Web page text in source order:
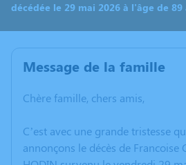
décédée le 29 mai 2026 à l'âge de 89
Message de la famille
Chère famille, chers amis,
C’est avec une grande tristesse
annonçons le décès de Francoise